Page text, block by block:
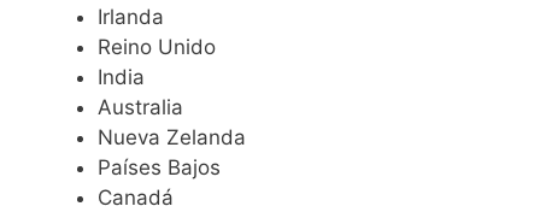
Irlanda
Reino Unido
India
Australia
Nueva Zelanda
Países Bajos
Canadá